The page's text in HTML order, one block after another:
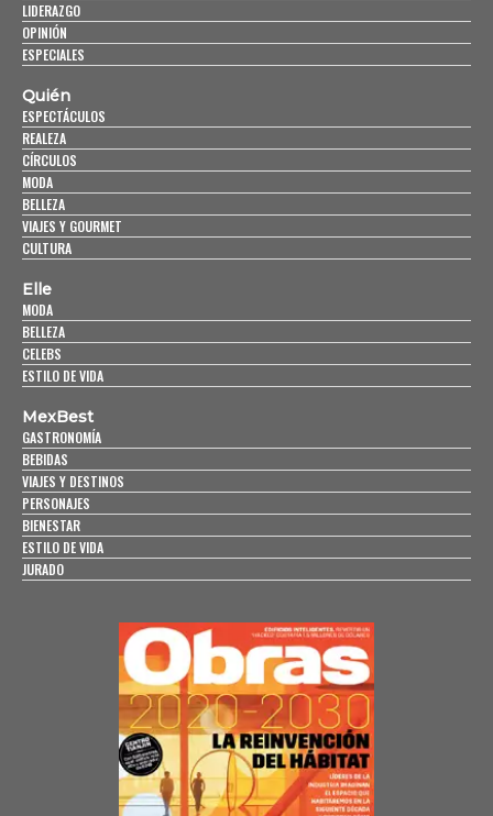
LIDERAZGO
OPINIÓN
ESPECIALES
Quién
ESPECTÁCULOS
REALEZA
CÍRCULOS
MODA
BELLEZA
VIAJES Y GOURMET
CULTURA
Elle
MODA
BELLEZA
CELEBS
ESTILO DE VIDA
MexBest
GASTRONOMÍA
BEBIDAS
VIAJES Y DESTINOS
PERSONAJES
BIENESTAR
ESTILO DE VIDA
JURADO